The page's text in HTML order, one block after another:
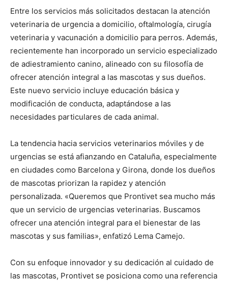
Entre los servicios más solicitados destacan la atención
veterinaria de urgencia a domicilio, oftalmología, cirugía
veterinaria y vacunación a domicilio para perros. Además,
recientemente han incorporado un servicio especializado
de adiestramiento canino, alineado con su filosofía de
ofrecer atención integral a las mascotas y sus dueños.
Este nuevo servicio incluye educación básica y
modificación de conducta, adaptándose a las
necesidades particulares de cada animal.
La tendencia hacia servicios veterinarios móviles y de
urgencias se está afianzando en Cataluña, especialmente
en ciudades como Barcelona y Girona, donde los dueños
de mascotas priorizan la rapidez y atención
personalizada. «Queremos que Prontivet sea mucho más
que un servicio de urgencias veterinarias. Buscamos
ofrecer una atención integral para el bienestar de las
mascotas y sus familias», enfatizó Lema Camejo.
Con su enfoque innovador y su dedicación al cuidado de
las mascotas, Prontivet se posiciona como una referencia